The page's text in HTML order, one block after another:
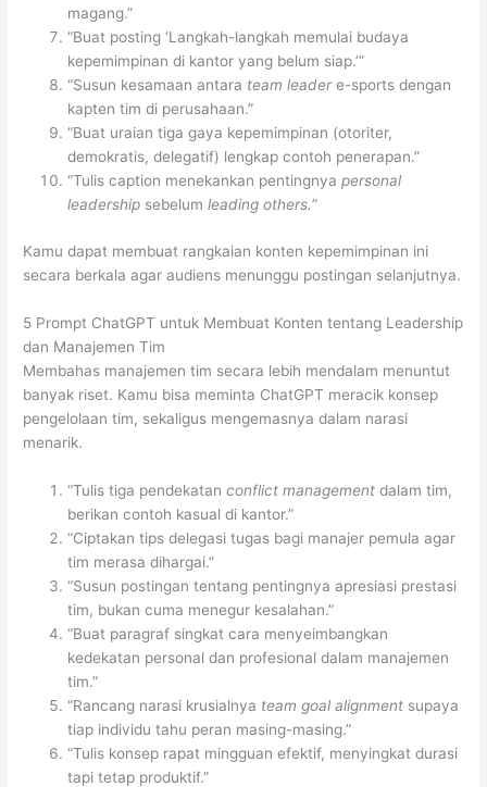
magang.”
“Buat posting ‘Langkah-langkah memulai budaya
kepemimpinan di kantor yang belum siap.’”
“Susun kesamaan antara team leadere-sports dengan
kapten tim di perusahaan.”
“Buat uraian tiga gaya kepemimpinan (otoriter,
demokratis, delegatif) lengkap contoh penerapan.”
“Tulis caption menekankan pentingnyapersonal
leadership sebelumleading others.”
Kamu dapat membuat rangkaian konten kepemimpinan ini
secara berkala agar audiens menunggu postingan selanjutnya.
5 Prompt ChatGPT untuk Membuat Konten tentang Leadership
dan Manajemen Tim
Membahas manajemen tim secara lebih mendalam menuntut
banyak riset. Kamu bisa meminta ChatGPT meracik konsep
pengelolaan tim, sekaligus mengemasnya dalam narasi
menarik.
“Tulis tiga pendekatanconflict management dalam tim,
berikan contoh kasual di kantor.”
“Ciptakan tips delegasi tugas bagi manajer pemula agar
tim merasa dihargai.”
“Susun postingan tentang pentingnya apresiasi prestasi
tim, bukan cuma menegur kesalahan.”
“Buat paragraf singkat cara menyeimbangkan
kedekatan personal dan profesional dalam manajemen
tim.”
“Rancang narasi krusialnya team goal alignment supaya
tiap individu tahu peran masing-masing.”
“Tulis konsep rapat mingguan efektif, menyingkat durasi
tapi tetap produktif.”